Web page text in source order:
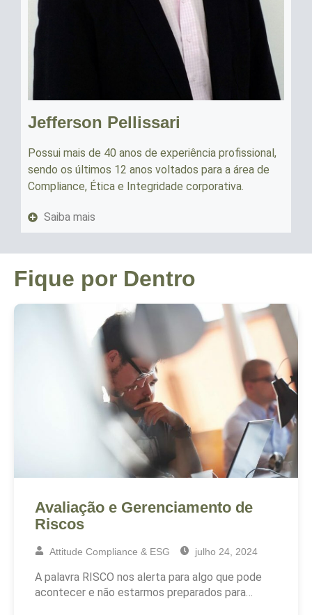
Jefferson Pellissari
Possui mais de 40 anos de experiência profissional,
sendo os últimos 12 anos voltados para a área de
Compliance, Ética e Integridade corporativa.
Saiba mais
Fique por Dentro
Avaliação e Gerenciamento de
Riscos
Attitude Compliance & ESG julho 24, 2024
A palavra RISCO nos alerta para algo que pode
acontecer e não estarmos preparados para…